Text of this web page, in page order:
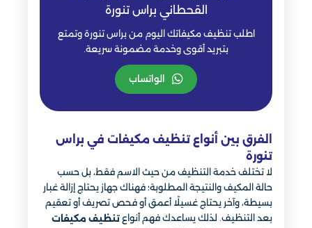
القحطاني براس تنورة
اطلب تنظيف مكيفاتك اليوم من براس تنورة وتمتع
بتبريد أقوى وخدمة مضمونة سريعة.
الواتساب
الفرق بين أنواع تنظيف مكيفات في براس
تنورة
لا تختلف خدمة التنظيف من حيث الاسم فقط، بل حسب
حالة المكيف والنتيجة المطلوبة؛ فهناك جهاز يحتاج إزالة غبار
بسيطة، وآخر يحتاج غسيلًا أعمق أو فحص تصريف أو تعقيم
بعد التنظيف. لذلك يساعدك فهم أنواع تنظيف مكيفات